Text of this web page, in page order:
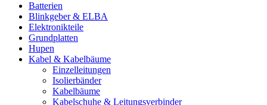
Batterien
Blinkgeber & ELBA
Elektronikteile
Grundplatten
Hupen
Kabel & Kabelbäume
Einzelleitungen
Isolierbänder
Kabelbäume
Kabelschuhe & Leitungsverbinder